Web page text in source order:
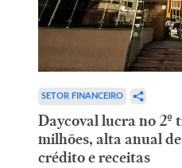
SETOR FINANCEIRO
Daycoval lucra no 2º
milhões, alta anual de
crédito e receitas